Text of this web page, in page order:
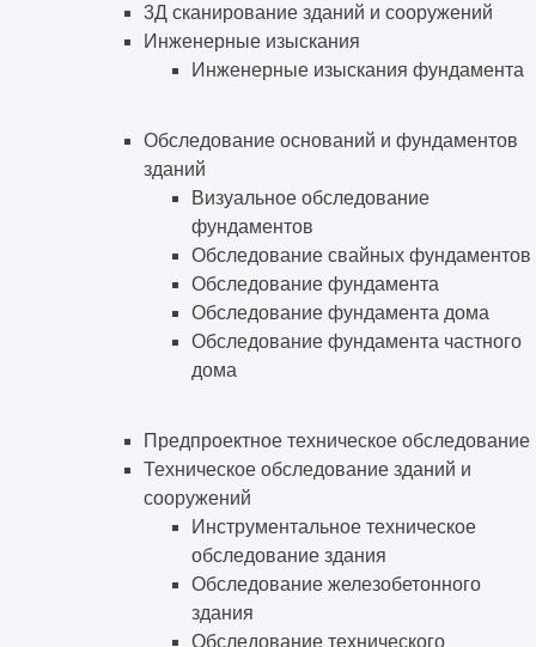
3Д сканирование зданий и сооружений
Инженерные изыскания
Инженерные изыскания фундамента
Обследование оснований и фундаментов
зданий
Визуальное обследование
фундаментов
Обследование свайных фундаментов
Обследование фундамента
Обследование фундамента дома
Обследование фундамента частного
дома
Предпроектное техническое обследование
Техническое обследование зданий и
сооружений
Инструментальное техническое
обследование здания
Обследование железобетонного
здания
Обследование технического